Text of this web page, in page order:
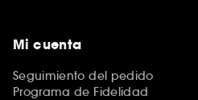
Mi cuenta
Seguimiento del pedido
Programa de Fidelidad